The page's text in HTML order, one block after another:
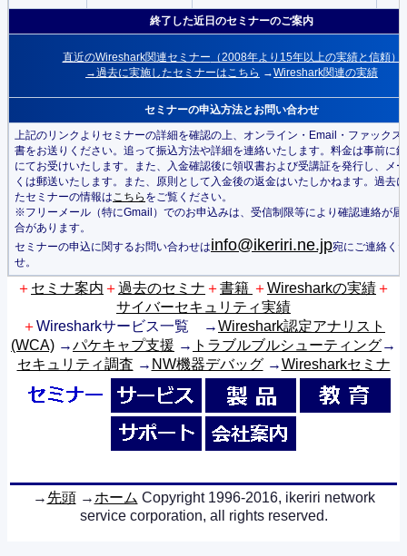
終了した近日のセミナーのご案内
直近のWireshark関連セミナー （2008年より15年以上の実績と信頼）
→過去に実施したセミナーはこちら →Wireshark関連の実績
セミナーの申込方法とお問い合わせ
上記のリンクよりセミナーの詳細を確認の上、オンライン・Email・ファックス
書をお送りください。追って振込方法や詳細を連絡いたします。料金は事前に
にてお受けいたします。また、入金確認後に領収書および受講証を発行し、メ
くは郵送いたします。また、原則として入金後の返金はいたしかねます。過去
たセミナーの情報はこちら をご覧ください。
※フリーメール（特にGmail）でのお申込みは、受信制限等により確認連絡が届
合があります。
セミナーの申込に関するお問い合わせはinfo@ikeriri.ne.jp宛にご連絡く
せ。
＋ セミナ案内 ＋過去のセミナ ＋書籍 ＋Wiresharkの実績＋
サイバーセキュリティ実績
＋Wiresharkサービス一覧 →Wireshark認定アナリスト
(WCA) →パケキャプ支援 → トラブルブルシューティング→
セキュリティ調査 → NW機器デバッグ→Wiresharkセミナ
→ 先頭→ ホーム Copyright 1996-2016, ikeriri network
service corporation, all rights reserved.